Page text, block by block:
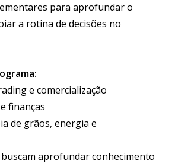
para aprofundar o
a rotina de decisões no
e comercialização
finanças
de grãos, energia e
aprofundar conhecimento